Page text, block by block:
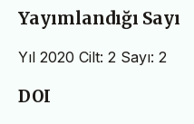
Yayımlandığı Sayı
Yıl 2020 Cilt: 2 Sayı: 2
DOI